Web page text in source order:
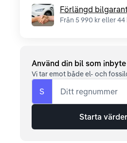
Förlängd
Från 5 990 kr eller 44
Använd din bil som inbyte
Vi tar emot både el- och
S Ditt regnummer
Starta